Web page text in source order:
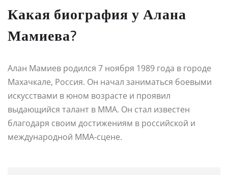
Какая биография у Алана
Мамиева?
Алан Мамиев родился 7 ноября 1989 года в городе
Махачкале, Россия. Он начал заниматься боевыми
искусствами в юном возрасте и проявил
выдающийся талант в ММА. Он стал известен
благодаря своим достижениям в российской и
международной MMA-сцене.